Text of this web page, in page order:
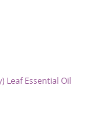
Leaf Essential Oil